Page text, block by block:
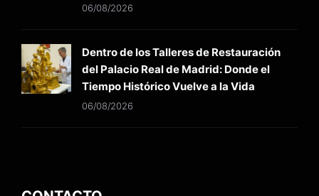
06/08/2026
Dentro de los Talleres de Restauración
del Palacio Real de Madrid: Donde el
Tiempo Histórico Vuelve a la Vida
06/08/2026